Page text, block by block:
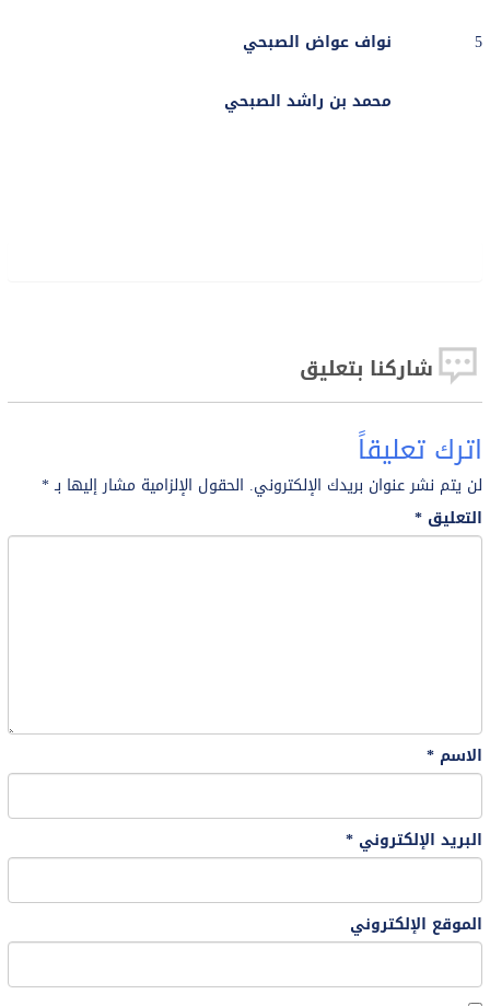
5
نواف عواض الصبحي
محمد بن راشد الصبحي
شاركنا بتعليق
اترك تعليقاً
لن يتم نشر عنوان بريدك الإلكتروني. الحقول الإلزامية مشار إليها بـ*
التعليق *
الاسم *
البريد الإلكتروني *
الموقع الإلكتروني